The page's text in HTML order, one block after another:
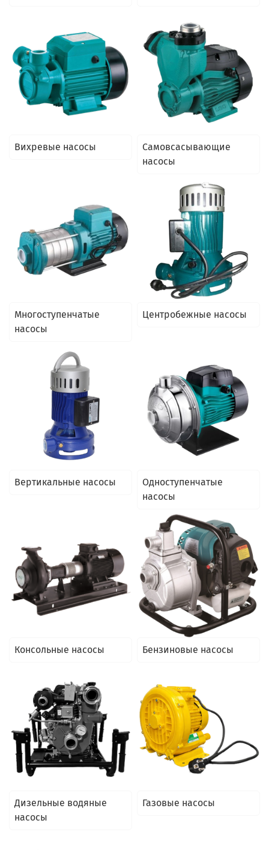
Вихревые насосы
Самовсасывающие
насосы
Многоступенчатые
насосы
Центробежные насосы
Вертикальные насосы
Одноступенчатые
насосы
Консольные насосы Бензиновые насосы
Дизельные водяные
насосы
Газовые насосы